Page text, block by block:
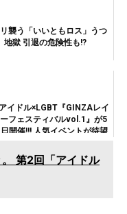
襲う「いいともロス」うつ
地獄 引退の危険性も!?
イドル×LGBT『GINZAレイ
フェスティバルvol.1』が5
開催!!! 人気イベントが待望
第2回「アイドル